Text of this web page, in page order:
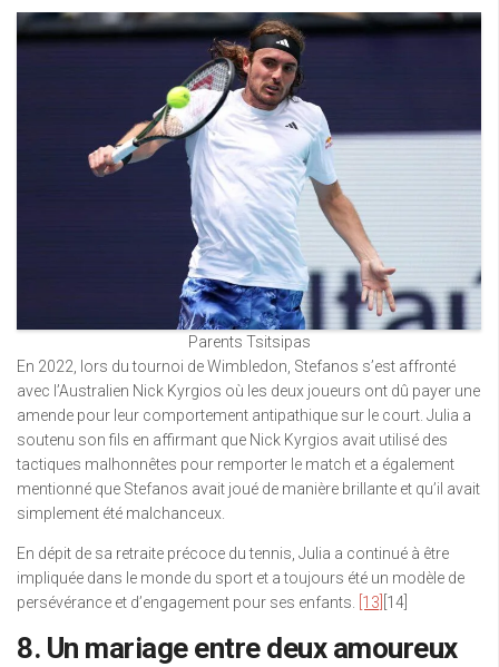
Parents Tsitsipas
En 2022, lors du tournoi de Wimbledon, Stefanos s’est affronté
avec l’Australien Nick Kyrgios où les deux joueurs ont dû payer une
amende pour leur comportement antipathique sur le court. Julia a
soutenu son fils en affirmant que Nick Kyrgios avait utilisé des
tactiques malhonnêtes pour remporter le match et a également
mentionné que Stefanos avait joué de manière brillante et qu’il avait
simplement été malchanceux.
En dépit de sa retraite précoce du tennis, Julia a continué à être
impliquée dans le monde du sport et a toujours été un modèle de
persévérance et d’engagement pour ses enfants. [13] [14]
8. Un mariage entre deux amoureux